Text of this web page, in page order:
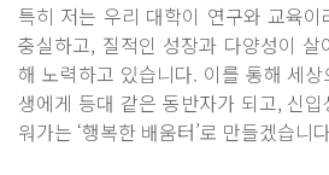
특히 저는 우리 대학이 연구와 교육
충실하고, 질적인 성장과 다양성이
해 노력하고 있습니다. 이를 통해 세
생에게 등대 같은 동반자가 되고, 신
워가는 ‘행복한 배움터’로 만들겠습니